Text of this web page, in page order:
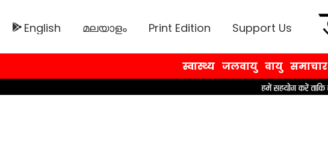
English മലയാളം Print Edition Support Us
स्वास्थ्य जलवायु वायु समाचार